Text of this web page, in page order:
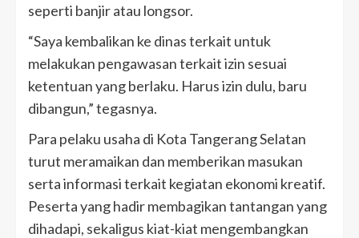
seperti banjir atau longsor.
“Saya kembalikan ke dinas terkait untuk
melakukan pengawasan terkait izin sesuai
ketentuan yang berlaku. Harus izin dulu, baru
dibangun,” tegasnya.
Para pelaku usaha di Kota Tangerang Selatan
turut meramaikan dan memberikan masukan
serta informasi terkait kegiatan ekonomi kreatif.
Peserta yang hadir membagikan tantangan yang
dihadapi, sekaligus kiat-kiat mengembangkan